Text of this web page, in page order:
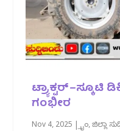
ಟ್ರ್ಯಾಕ್ಟರ್–ಸ್ಕೂಟಿ
ಗಂಭೀರ
Nov 4, 2025 |ಕ್ರೈಂ,ಜಿಲ್ಲಾ